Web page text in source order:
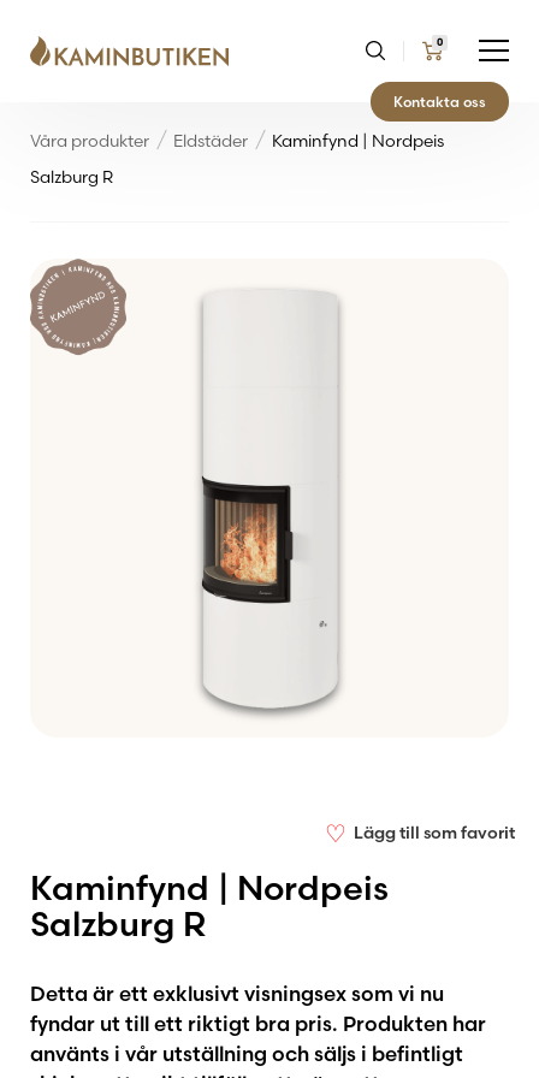
0
Kontakta oss
Våra produkter Eldstäder
Kaminfynd | Nordpeis
Salzburg R
♡ Lägg till som favorit
Kaminfynd | Nordpeis
Salzburg R
Detta är ett exklusivt visningsex som vi nu
fyndar ut till ett riktigt bra pris. Produkten har
använts i vår utställning och säljs i befintligt